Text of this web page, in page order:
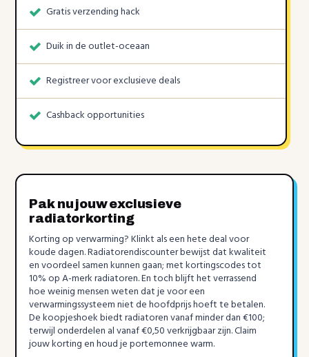
Gratis verzending hack
Duik in de outlet-oceaan
Registreer voor exclusieve deals
Cashback opportunities
Pak nu jouw exclusieve
radiatorkorting
Korting op verwarming? Klinkt als een hete deal voor
koude dagen. Radiatorendiscounter bewijst dat kwaliteit
en voordeel samen kunnen gaan; met kortingscodes tot
10% op A-merk radiatoren. En toch blijft het verrassend
hoe weinig mensen weten dat je voor een
verwarmingssysteem niet de hoofdprijs hoeft te betalen.
De koopjeshoek biedt radiatoren vanaf minder dan €100;
terwijl onderdelen al vanaf €0,50 verkrijgbaar zijn. Claim
jouw korting en houd je portemonnee warm.